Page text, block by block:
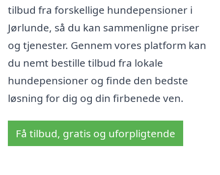
tilbud fra forskellige hundepensioner i
Jørlunde, så du kan sammenligne priser
og tjenester. Gennem vores platform kan
du nemt bestille tilbud fra lokale
hundepensioner og finde den bedste
løsning for dig og din firbenede ven.
Få tilbud, gratis og uforpligtende